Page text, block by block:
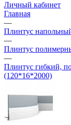
Личный кабинет
Главная
—
Плинтус
—
Плинтус
—
Плинтус гибкий,
(120*16*2000)